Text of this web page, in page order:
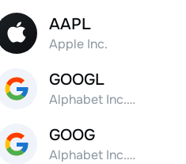
AAPL
Apple Inc.
GOOGL
Alphabet Inc. Class A Common Stock
GOOG
Alphabet Inc. Class C Capital Stock